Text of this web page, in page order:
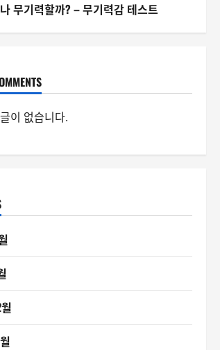
무기력할까? – 무기력감 테스트
이 없습니다.